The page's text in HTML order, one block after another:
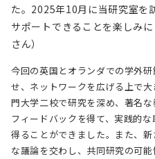
た。2025年10月に当研究室を
サポートできることを楽しみ
さん）
今回の英国とオランダでの学外
せ、ネットワークを広げる上で
門大学二校で研究を深め、著名
フィードバックを得て、実践的
得ることができました。また、
な議論を交わし、共同研究の可